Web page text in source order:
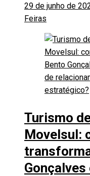
29 de junho de
Feiras
Turismo
Movelsul: